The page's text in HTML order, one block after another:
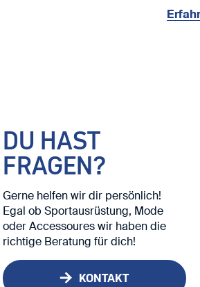
DU HAST
FRAGEN?
Gerne helfen wir dir persönlich!
Egal ob Sportausrüstung, Mode
oder Accessoures wir haben die
richtige Beratung für dich!
KONTAKT